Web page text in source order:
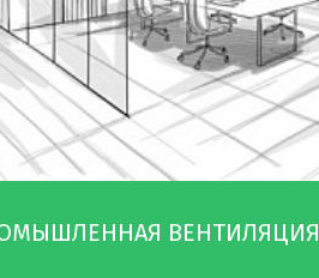
ВЕНТИЛЯЦИЯ